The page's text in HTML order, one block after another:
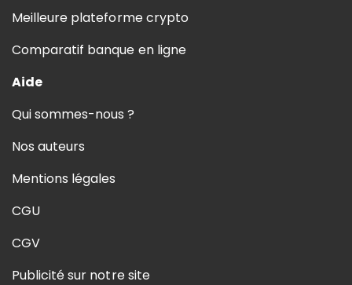
Meilleure plateforme crypto
Comparatif banque en ligne
Aide
Qui sommes-nous ?
Nos auteurs
Mentions légales
CGU
CGV
Publicité sur notre site